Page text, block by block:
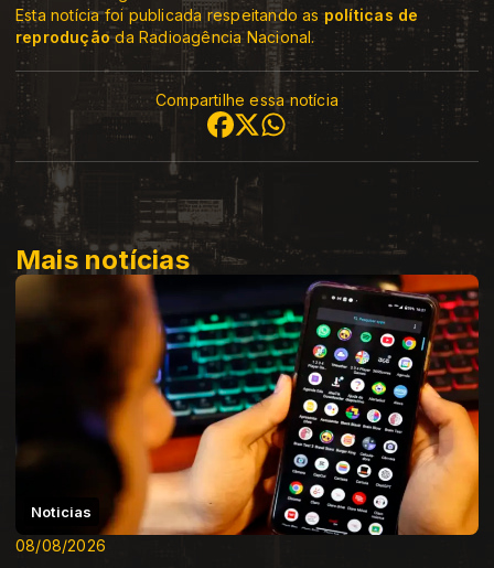
Esta notícia foi publicada respeitando aspolíticas de
reproduçãoda Radioagência Nacional.
Compartilhe essa notícia
Mais notícias
Noticias
08/08/2026